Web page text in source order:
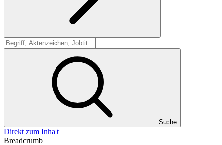
Suche
Suche
Direkt zum Inhalt
Breadcrumb